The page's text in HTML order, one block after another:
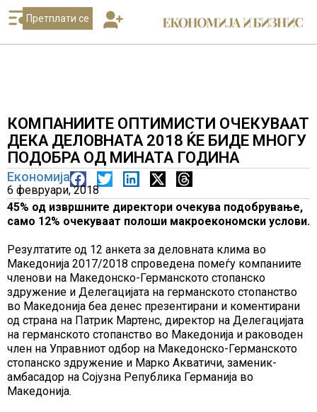
Претплати се
КОМПАНИИТЕ ОПТИМИСТИ ОЧЕКУВААТ
ДЕКА ДЕЛОВНАТА 2018 ЌЕ БИДЕ МНОГУ
ПОДОБРА ОД МИНАТА ГОДИНА
Економија
6 февруари, 2018
45% од извршните директори очекува подобрување,
само 12% очекуваат полоши макроекономски услови.
Резултатите од 12 анкета за деловната клима во
Македонија 2017/2018 спроведена помеѓу компаниите
членови на Македонско-Германското стопанско
здружение и Делегацијата на германското стопанство
во Македонија беа денес презентирани и коментирани
од страна на Патрик Мартенс, директор на Делегацијата
на германското стопанство во Македонија и раководен
член на Управниот одбор на Македонско-Германското
стопанско здружение и Марко Акватичи, заменик-
амбасадор на Сојузна Република Германија во
Македонија.